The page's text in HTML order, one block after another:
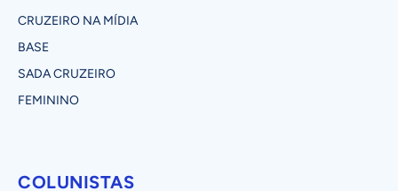
CRUZEIRO NA MÍDIA
BASE
SADA CRUZEIRO
FEMININO
COLUNISTAS